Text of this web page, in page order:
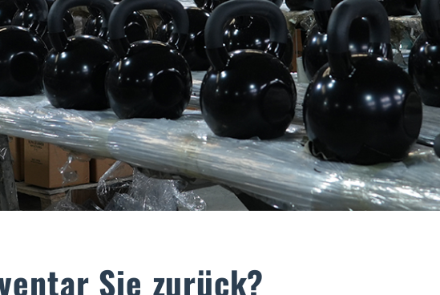
Kopfschmerzen
Betrieb rationalisieren
Sie zurück?